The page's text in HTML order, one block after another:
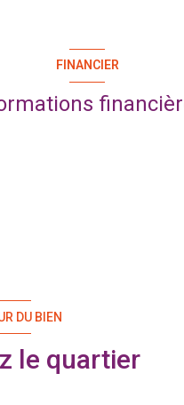
FINANCIER
DU BIEN
le quartier